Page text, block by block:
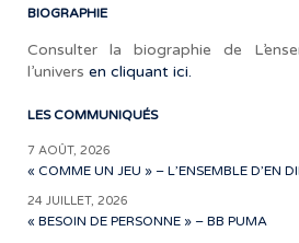
BIOGRAPHIE
Consulter la biographie de
l’univers en cliquant ici.
LES COMMUNIQUÉS
7 AOÛT, 2026
« COMME UN JEU » – L’ENSEMBLE D’EN
24 JUILLET, 2026
« BESOIN DE PERSONNE » – BB PUMA